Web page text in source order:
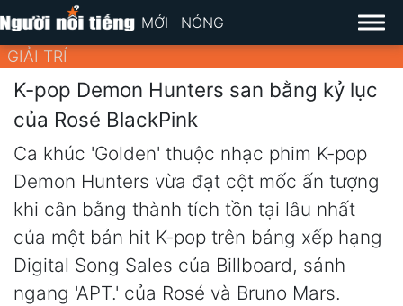
MỚI NÓNG
GIẢI TRÍ
K-pop Demon Hunters san bằng kỷ lục
của Rosé BlackPink
Ca khúc 'Golden' thuộc nhạc phim K-pop
Demon Hunters vừa đạt cột mốc ấn tượng
khi cân bằng thành tích tồn tại lâu nhất
của một bản hit K-pop trên bảng xếp hạng
Digital Song Sales của Billboard, sánh
ngang 'APT.' của Rosé và Bruno Mars.